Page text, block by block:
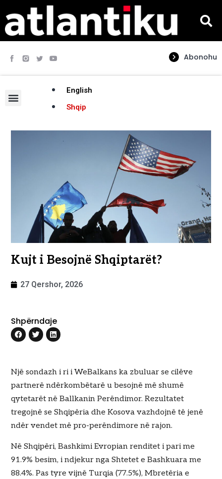
Abonohu
English
Shqip
Kujt i Besojnë Shqiptarët?
27 Qershor, 2026
Shpërndaje
Një sondazh i ri i WeBalkans ka zbuluar se cilëve
partnerë ndërkombëtarë u besojnë më shumë
qytetarët në Ballkanin Perëndimor. Rezultatet
tregojnë se Shqipëria dhe Kosova vazhdojnë të jenë
ndër vendet më pro-perëndimore në rajon.
Në Shqipëri, Bashkimi Evropian renditet i pari me
91.9% besim, i ndjekur nga Shtetet e Bashkuara me
88.4%. Pas tyre vijnë Turqia (77.5%), Mbretëria e